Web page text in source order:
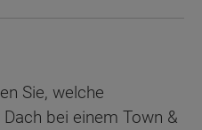
Sie, welche
bei einem Town &